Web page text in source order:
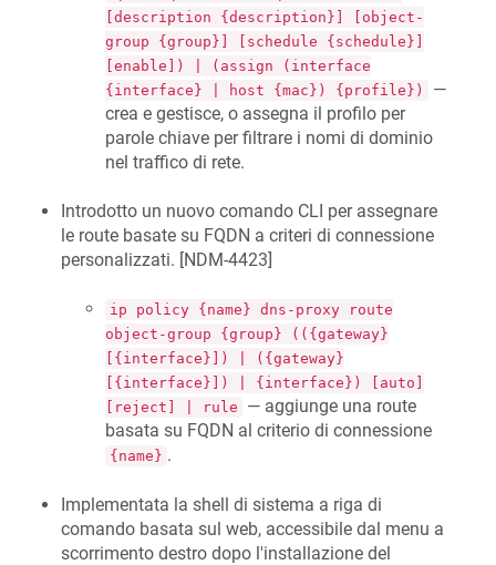
[description {description}] [object-
group {group}] [schedule {schedule}]
[enable]) | (assign (interface
{interface} | host {mac}) {profile})
—
crea e gestisce, o assegna il profilo per
parole chiave per filtrare i nomi di dominio
nel traffico di rete.
Introdotto un nuovo comando CLI per assegnare
le route basate su FQDN a criteri di connessione
personalizzati. [NDM-4423]
ip policy {name} dns-proxy route
object-group {group} (({gateway}
[{interface}]) | ({gateway}
[{interface}]) | {interface}) [auto]
[reject] | rule
— aggiunge una route
basata su FQDN al criterio di connessione
{name} .
Implementata la shell di sistema a riga di
comando basata sul web, accessibile dal menu a
scorrimento destro dopo l'installazione del